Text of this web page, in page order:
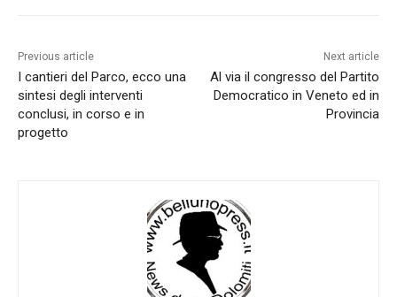
Previous article
I cantieri del Parco, ecco una
sintesi degli interventi
conclusi, in corso e in
progetto
Next article
Al via il congresso del Partito
Democratico in Veneto ed in
Provincia